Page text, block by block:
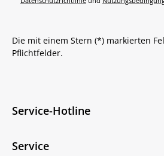
Die mit einem Stern (*) markierten
Pflichtfelder.
Service-Hotline
Service